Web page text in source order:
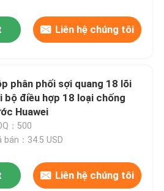
Liên hệ chúng tôi
phân phối sợi quang 18 lõi
bộ điều hợp 18 loại chống
Huawei
：500
bán：34.5 USD
Liên hệ chúng tôi